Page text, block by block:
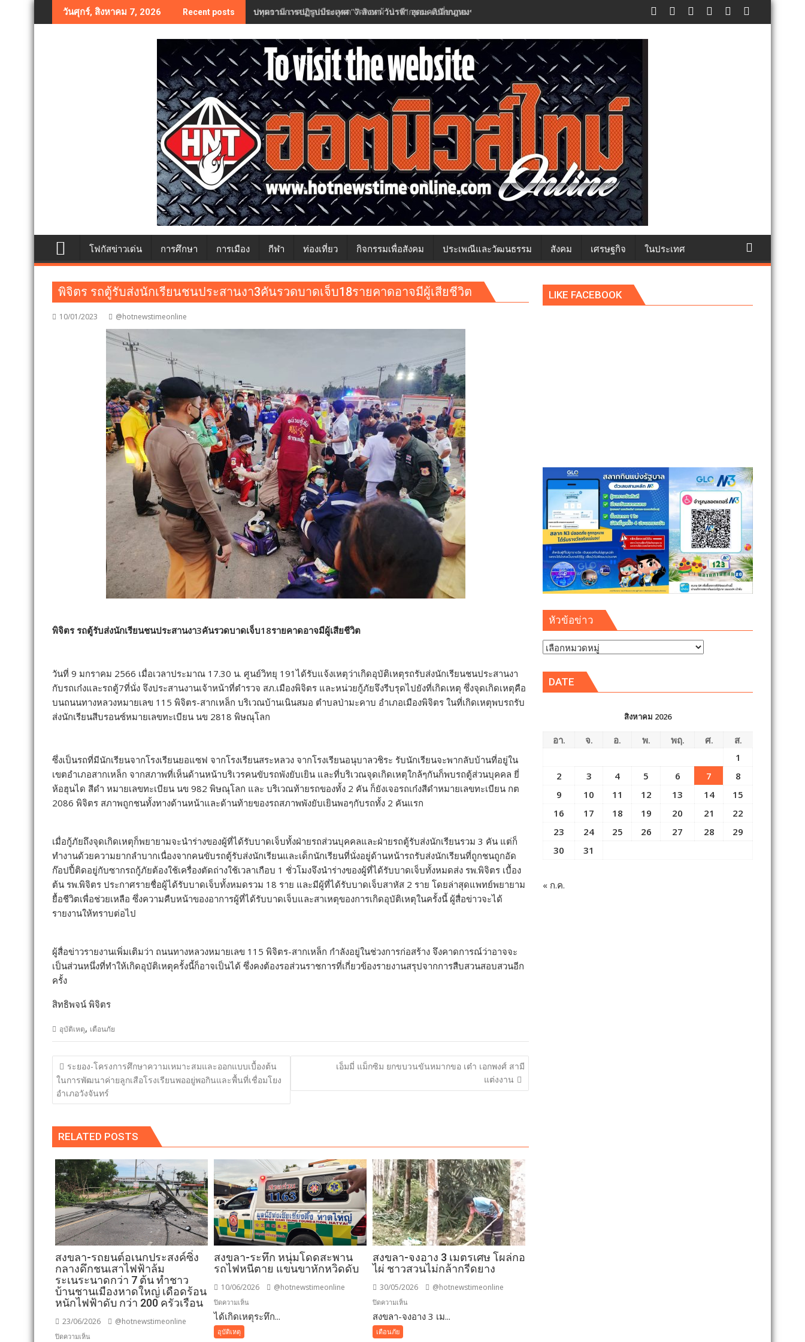
to
วันศุกร์, สิงหาคม 7, 2026 Recent posts บทความการปฏิรูปประเทศ ”7 สิงหา วันรพี“ อุดมคตินักกฎหมายภายใต้วิกฤติศรัทธา
โฟกัสข่าวเด่น การศึกษา การเมือง กีฬา ท่องเที่ยว กิจกรรมเพื่อสังคม ประเพณีและวัฒนธรรม สังคม เศรษฐกิจ ในประเทศ
พิจิตร รถตู้รับส่งนักเรียนชนประสานงา3คันรวดบาดเจ็บ18รายคาดอาจมีผู้เสียชีวิต
10/01/2023 @hotnewstimeonline
พิจิตร รถตู้รับส่งนักเรียนชนประสานงา3คันรวดบาดเจ็บ18รายคาดอาจมีผู้เสียชีวิต
วันที่ 9 มกราคม 2566 เมื่อเวลาประมาณ 17.30 น. ศูนย์วิทยุ 191ได้รับแจ้งเหตุว่าเกิดอุบัติเหตุรถรับส่งนักเรียนชนประสานงา
กับรถเก๋งและรถตู้7ที่นั่ง จึงประสานงานเจ้าหน้าที่ตำรวจ สภ.เมืองพิจิตร และหน่วยกู้ภัยจึงรีบรุดไปยังที่เกิดเหตุ ซึ่งจุดเกิดเหตุคือ
บนถนนทางหลวงหมายเลข 115 พิจิตร-สากเหล็ก บริเวณบ้านเนินสมอ ตำบลป่ามะคาบ อำเภอเมืองพิจิตร ในที่เกิดเหตุพบรถรับ
ส่งนักเรียนสีบรอนซ์หมายเลขทะเบียน นข 2818 พิษณุโลก
ซึ่งเป็นรถที่มีนักเรียนจากโรงเรียนยอแซฟ จากโรงเรียนสระหลวง จากโรงเรียนอนุบาลวชิระ รับนักเรียนจะพากลับบ้านที่อยู่ใน
เขตอำเภอสากเหล็ก จากสภาพที่เห็นด้านหน้าบริเวรคนขับรถพังยับเยิน และที่บริเวณจุดเกิดเหตุใกล้ๆกันก็พบรถตู้ส่วนบุคคล ยี่
ห้อฮุนได สีดำ หมายเลขทะเบียน นข 982 พิษณุโลก และ บริเวณท้ายรถของทั้ง 2 คัน ก็ยังเจอรถเก๋งสีดำหมายเลขทะเบียน กต
2086 พิจิตร สภาพถูกชนทั้งทางด้านหน้าและด้านท้ายของรถสภาพพังยับเยินพอๆกับรถทั้ง 2 คันแรก
เมื่อกู้ภัยถึงจุดเกิดเหตุก็พยายามจะนำร่างของผู้ที่ได้รับบาดเจ็บทั้งฝ่ายรถส่วนบุคคลและฝ่ายรถตู้รับส่งนักเรียนรวม 3 คัน แต่ก็
ทำงานด้วยความยากลำบากเนื่องจากคนขับรถตู้รับส่งนักเรียนและเด็กนักเรียนที่นั่งอยู่ด้านหน้ารถรับส่งนักเรียนที่ถูกชนถูกอัด
ก๊อปปี้ติดอยู่กับซากรถกู้ภัยต้องใช้เครื่องตัดถ่างใช้เวลาเกือบ 1 ชั่วโมงจึงนำร่างของผู้ที่ได้รับบาดเจ็บทั้งหมดส่ง รพ.พิจิตร เบื้อง
ต้น รพ.พิจิตร ประกาศรายชื่อผู้ได้รับบาดเจ็บทั้งหมดรวม 18 ราย และมีผู้ที่ได้รับบาดเจ็บสาหัส 2 ราย โดยล่าสุดแพทย์พยายาม
ยื้อชีวิตเพื่อช่วยเหลือ ซึ่งความคืบหน้าของอาการผู้ที่ได้รับบาดเจ็บและสาเหตุของการเกิดอุบัติเหตุในครั้งนี้ ผู้สื่อข่าวจะได้
รายงานให้ทราบต่อไป
ผู้สื่อข่าวรายงานเพิ่มเติมว่า ถนนทางหลวงหมายเลข 115 พิจิตร-สากเหล็ก กำลังอยู่ในช่วงการก่อสร้าง จึงคาดการณ์ว่าอาจจะ
เป็นส่วนหนึ่งที่ทำให้เกิดอุบัติเหตุครั้งนี้ก็อาจเป็นได้ ซึ่งคงต้องรอส่วนราชการที่เกี่ยวข้องรายงานสรุปจากการสืบสวนสอบสวนอีก
ครั้ง
สิทธิพจน์ พิจิตร
อุบัติเหตุ, เตือนภัย
แนะแนว
เรื่อง
ระยอง-โครงการศึกษาความเหมาะสมและออกแบบเบื้องต้น
ในการพัฒนาค่ายลูกเสือโรงเรียนพออยู่พอกินและพื้นที่เชื่อมโยง
อำเภอวังจันทร์
เอ็มมี่ แม็กซิม ยกขบวนขันหมากขอ เต๋า เอกพงศ์ สามี
แต่งงาน
RELATED POSTS
สงขลา-รถยนต์อเนกประสงค์ซิ่ง
กลางดึกชนเสาไฟฟ้าล้ม
ระเนระนาดกว่า 7 ต้น ทำชาว
บ้านชานเมืองหาดใหญ่ เดือดร้อน
หนักไฟฟ้าดับ กว่า 200 ครัวเรือน
23/06/2026 @hotnewstimeonline
ปิดความเห็น
สงขลา-ระทึก หนุ่มโดดสะพาน
รถไฟหนีตาย แขนขาหักหวิดดับ
10/06/2026 @hotnewstimeonline
ปิดความเห็น
สงขลา-
ได้เกิดเหตุระทึก...
อุบัติเหตุ
สงขลา-จงอาง 3 เมตรเศษ โผล่กอ
ไผ่ ชาวสวนไม่กล้ากรีดยาง
30/05/2026 @hotnewstimeonline
ปิดความเห็น
สงขลา-
สงขลา-จงอาง 3 เม...
เตือนภัย
LIKE FACEBOOK
หัวข้อข่าว
หัวข้อ
DATE
สิงหาคม 2026
อา. จ. อ. พ. พฤ. ศ.
ส.
1
2
3 4 5 6 7
8
9
10 11 12 13 14
15
16
17 18 19 20 21
22
23
24 25 26 27 28
29
30
31
« ก.ค.